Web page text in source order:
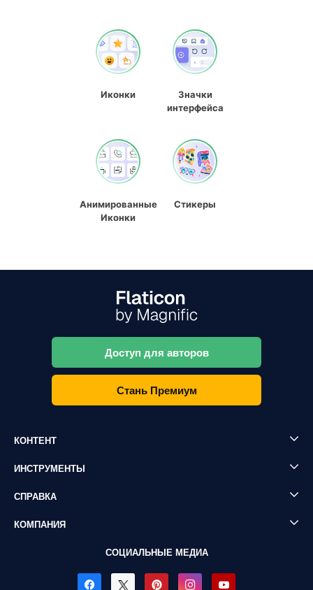
Иконки
Значки
интерфейса
Анимированные
Иконки
Стикеры
Доступ для авторов
Стань Премиум
КОНТЕНТ
ИНСТРУМЕНТЫ
СПРАВКА
КОМПАНИЯ
СОЦИАЛЬНЫЕ МЕДИА